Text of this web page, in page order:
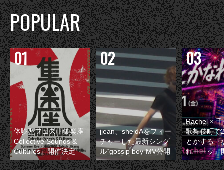
POPULAR
体験型フェス『集楽座
Collective Sounds &
Cultures』開催決定
jjean、sheidAをフィー
チャーした最新シング
ル“gossip boy”MV公開
Rachel ×
歌舞伎町で
とかする『
れーーッ』